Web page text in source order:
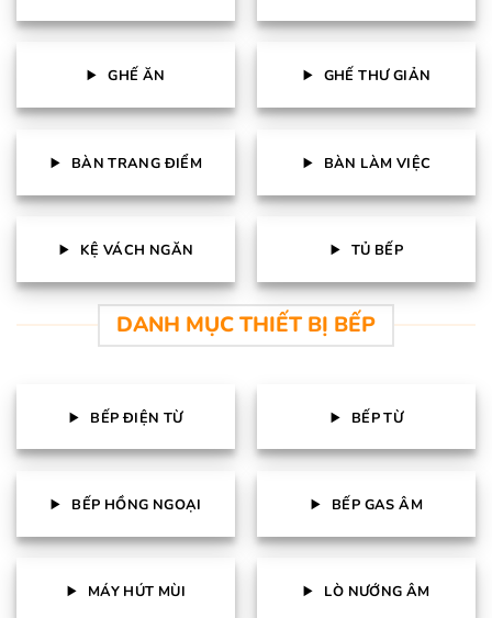
GHẾ ĂN GHẾ THƯ GIẢN
BÀN TRANG ĐIỂM BÀN LÀM VIỆC
KỆ VÁCH NGĂN TỦ BẾP
DANH MỤC THIẾT BỊ BẾP
BẾP ĐIỆN TỪ BẾP TỪ
BẾP HỒNG NGOẠI BẾP GAS ÂM
MÁY HÚT MÙI LÒ NƯỚNG ÂM